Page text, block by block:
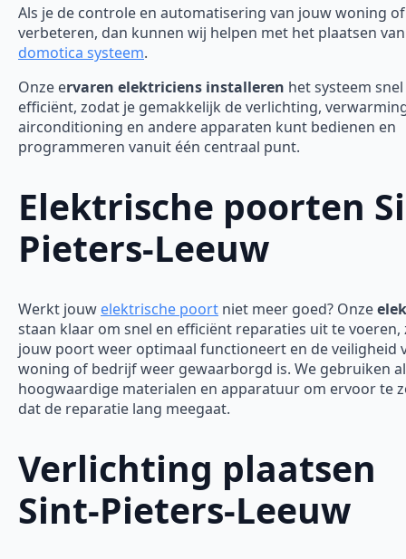
Als je de controle en automatisering van jouw woning
verbeteren, dan kunnen wij helpen met het plaatsen
domotica systeem.
Onze ervaren elektriciens installeren het systeem
efficiënt, zodat je gemakkelijk de verlichting,
airconditioning en andere apparaten kunt bedienen en
programmeren vanuit één centraal punt.
Elektrische poorten
Pieters-Leeuw
Werkt jouw elektrische poort niet meer goed? Onze
staan klaar om snel en efficiënt reparaties uit te voeren,
jouw poort weer optimaal functioneert en de veiligheid
woning of bedrijf weer gewaarborgd is. We gebruiken
hoogwaardige materialen en apparatuur om ervoor te
dat de reparatie lang meegaat.
Verlichting plaatsen
Sint-Pieters-Leeuw